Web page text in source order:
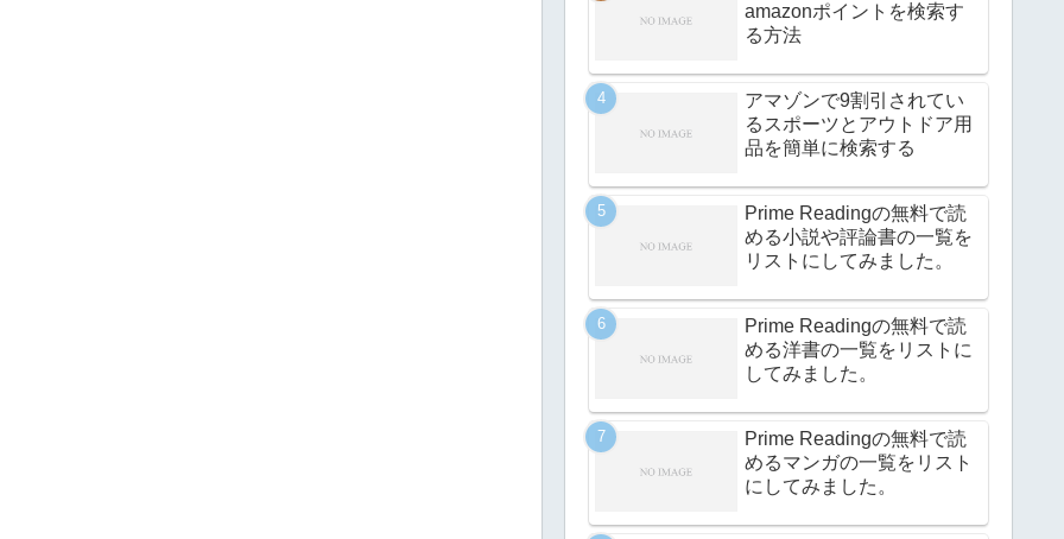
amazonポイントを検索す
る方法
アマゾンで9割引されてい
るスポーツとアウトドア用
品を簡単に検索する
Prime Readingの無料で読
める小説や評論書の一覧を
リストにしてみました。
Prime Readingの無料で読
める洋書の一覧をリストに
してみました。
Prime Readingの無料で読
めるマンガの一覧をリスト
にしてみました。